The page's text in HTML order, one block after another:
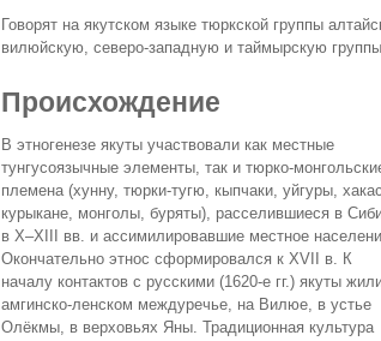
Говорят на якутском языке тюркской группы
вилюйскую, северо-западную и таймырскую
Происхождение
В этногенезе якуты участвовали как местные
тунгусоязычные элементы, так и тюрко-
племена (хунну, тюрки-тугю, кыпчаки, уйгуры,
курыкане, монголы, буряты), расселившиеся в
в X–XIII вв. и ассимилировавшие местное
Окончательно этнос сформировался к XVII в. К
началу контактов с русскими (1620-е гг.) якуты
амгинско-ленском междуречье, на Вилюе, в устье
Олёкмы, в верховьях Яны. Традиционная культура